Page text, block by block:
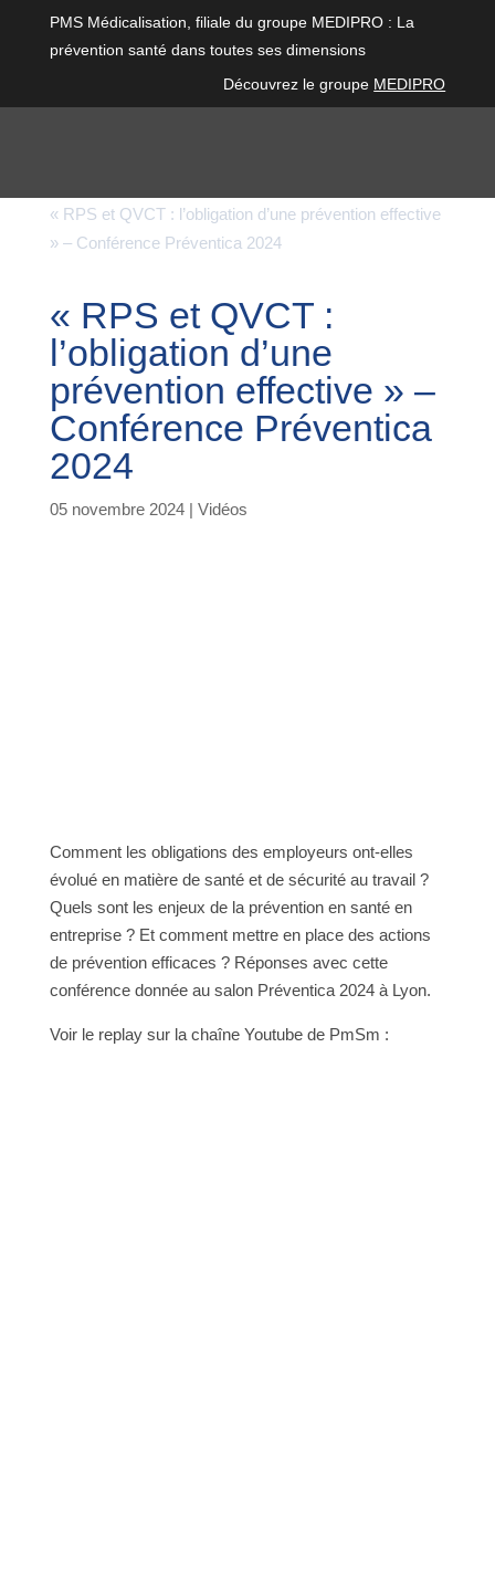
PMS Médicalisation, filiale du groupe MEDIPRO : La
prévention santé dans toutes ses dimensions
Découvrez le groupe MEDIPRO
« RPS et QVCT : l’obligation d’une prévention effective
» – Conférence Préventica 2024
« RPS et QVCT :
l’obligation d’une
prévention effective » –
Conférence Préventica
2024
05 novembre 2024| Vidéos
Comment les obligations des employeurs ont-elles
évolué en matière de santé et de sécurité au travail ?
Quels sont les enjeux de la prévention en santé en
entreprise ? Et comment mettre en place des actions
de prévention efficaces ? Réponses avec cette
conférence donnée au salon Préventica 2024 à Lyon.
Voir le replay sur la chaîne Youtube de PmSm :